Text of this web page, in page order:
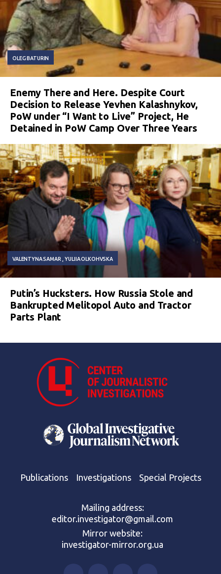
OLEG BATURIN
Enemy There and Here. Despite Court
Decision to Release Yevhen Kalashnykov,
PoW under “I Want to Live” Project, He
Detained in PoW Camp Over Three Years
VALENTYNA SAMAR YULIIA OLKOHVSKA
Putin’s Hucksters. How Russia Stole and
Bankrupted Melitopol Auto and Tractor
Parts Plant
Publications Investigations Special Projects
Mailing address:
editor.investigator@gmail.com
Mirror website:
investigator-mirror.org.ua